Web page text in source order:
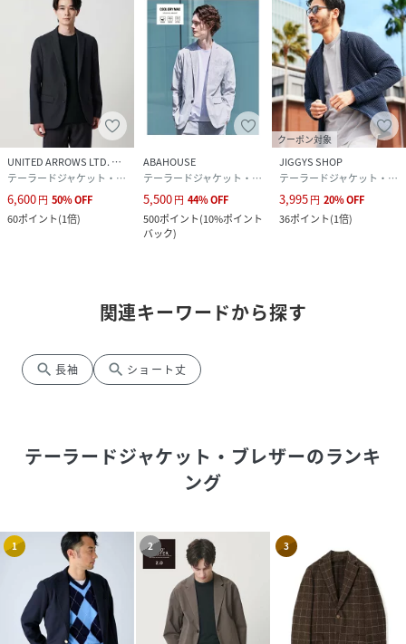
UNITED ARROWS LTD. OUTLET
テーラードジャケット・ブレザー
6,600円 50%OFF
60ポイント(1倍)
ABAHOUSE
テーラードジャケット・ブレザー
5,500円 44%OFF
500ポイント(10%ポイント
バック)
クーポン対象
JIGGYS SHOP
テーラードジャケット・ブレザー
3,995円 20%OFF
36ポイント(1倍)
関連キーワードから探す
search 長袖 search ショート丈
テーラードジャケット・ブレザーのランキ
ング
1 2 3